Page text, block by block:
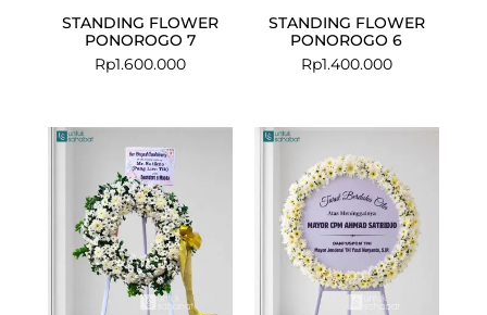
STANDING FLOWER
PONOROGO 7
Rp1.600.000
STANDING FLOWER
PONOROGO 6
Rp1.400.000